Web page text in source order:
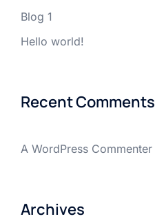
Blog 1
Hello world!
Recent Comments
A WordPress Commenter
Archives